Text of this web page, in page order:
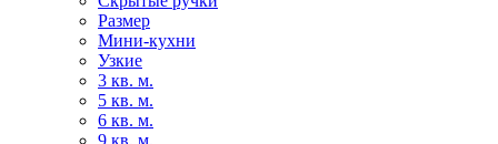
Размер
Мини-кухни
Узкие
3 кв. м.
5 кв. м.
6 кв. м.
9 кв. м.